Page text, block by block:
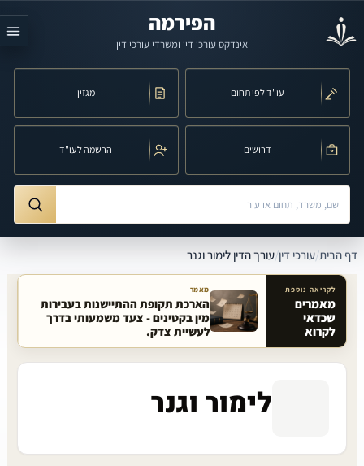
הפירמה
אינדקס עורכי דין ומשרדי עורכי דין
עו"ד לפי תחום מגזין
דרושים הרשמה לעו"ד
חיפוש לפי שם, משרד, תחום משפט או עיר
דף הבית/עורכי דין/עורך הדין לימור וגנר
מאמרים קשורים באתר
לקריאה נוספת
מאמרים
שכדאי
לקרוא
מאמר
הארכת תקופת ההתיישנות בעבירות
מין בקטינים - צעד משמעותי בדרך
לעשיית צדק.
לימור וגנר